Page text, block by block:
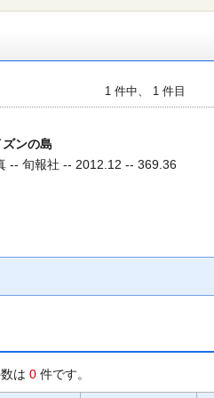
1 件中、 1 件目
ンの島
-- 旬報社 -- 2012.12 -- 369.36
は 0 件です。